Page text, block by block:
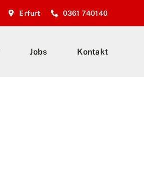
Erfurt 0361 740140
Jobs Kontakt